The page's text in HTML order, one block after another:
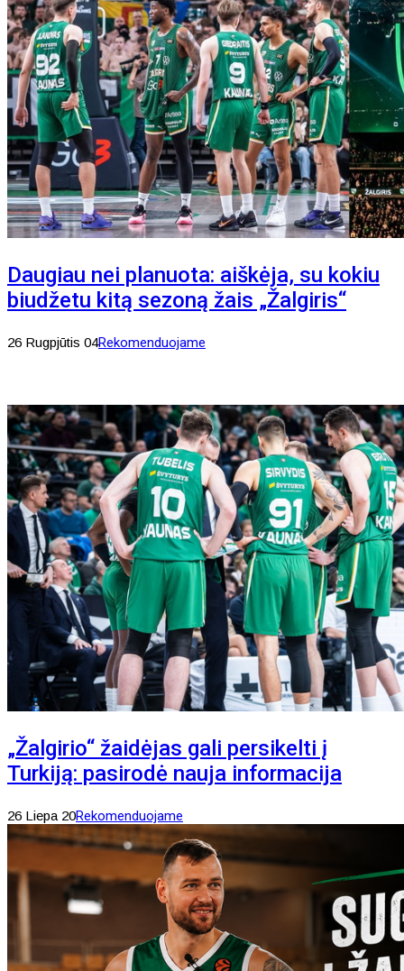
Daugiau nei planuota: aiškėja, su kokiu
biudžetu kitą sezoną žais „Žalgiris“
26 Rugpjūtis 04Rekomenduojame
„Žalgirio“ žaidėjas gali persikelti į
Turkiją: pasirodė nauja informacija
26 Liepa 20Rekomenduojame